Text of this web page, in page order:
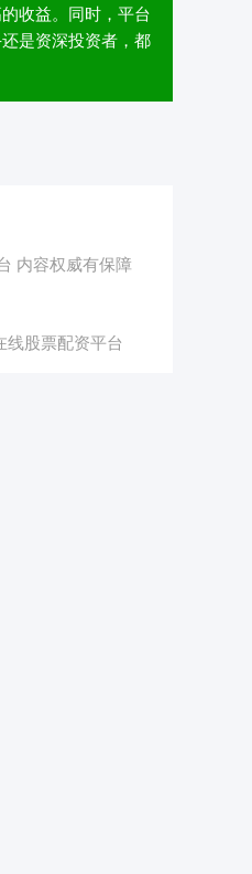
收益。同时，平台
是资深投资者，都
内容权威有保障
线股票配资平台